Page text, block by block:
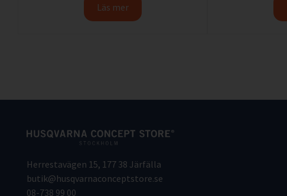
Läs mer
Herrestavägen 15, 177 38 Järfälla
butik@husqvarnaconceptstore.se
08-738 99 00